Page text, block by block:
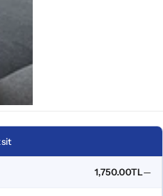
1,750.00TL—